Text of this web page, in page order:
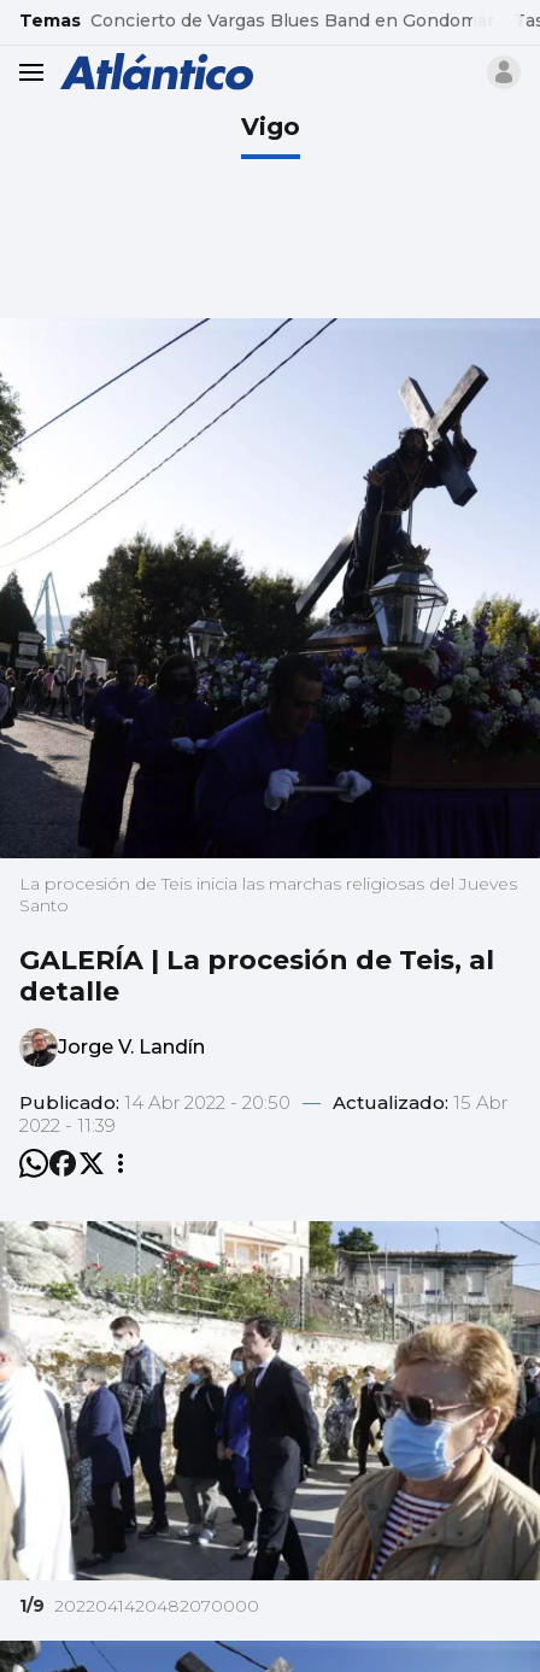
common.go-to-content
Temas Concierto de Vargas Blues Band en Gondomar
header.menu.open
Vigo
La procesión de Teis inicia las marchas religiosas del Jueves
Santo
GALERÍA | La procesión de Teis, al
detalle
Jorge V. Landín
Publicado: 14 Abr 2022 - 20:50 — Actualizado: 15 Abr
2022 - 11:39
1/9 2022041420482070000